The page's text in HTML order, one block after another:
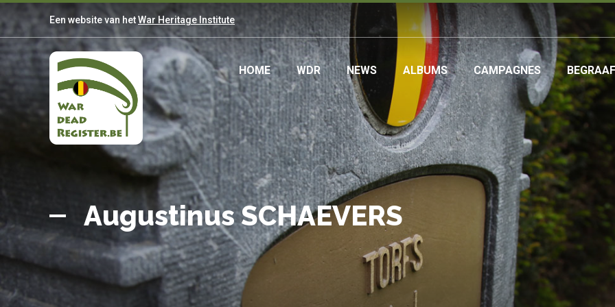
Overslaan
en
naar
de
inhoud
Een website van hetWar Heritage Institute
Belgian
War
Dead
Register
Main
navigation
HOME WDR NEWS ALBUMS CAMPAGNES
Augustinus SCHAEVERS